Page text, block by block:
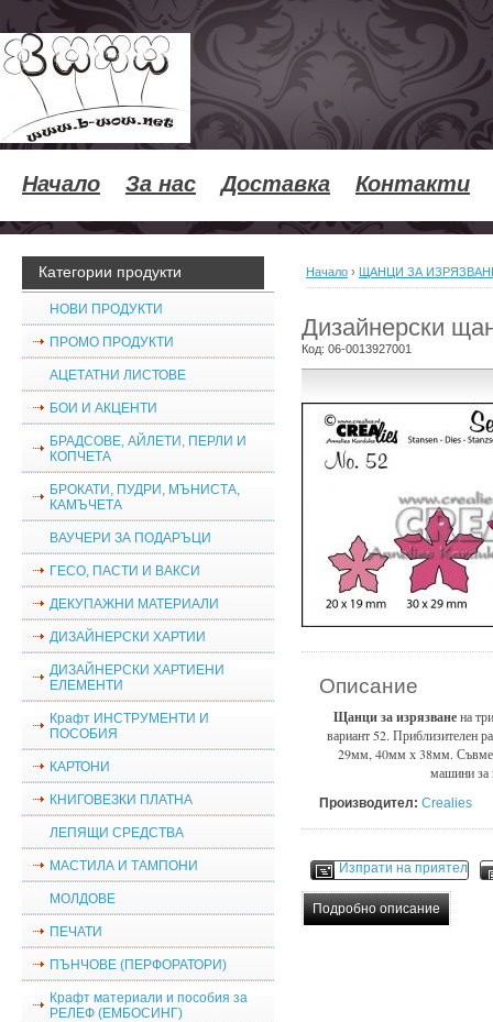
Начало За нас Доставка Контакти
Категории продукти
НОВИ ПРОДУКТИ
ПРОМО ПРОДУКТИ
АЦЕТАТНИ ЛИСТОВЕ
БОИ И АКЦЕНТИ
БРАДСОВЕ, АЙЛЕТИ, ПЕРЛИ И
КОПЧЕТА
БРОКАТИ, ПУДРИ, МЪНИСТА,
КАМЪЧЕТА
ВАУЧЕРИ ЗА ПОДАРЪЦИ
ГЕСО, ПАСТИ И ВАКСИ
ДЕКУПАЖНИ МАТЕРИАЛИ
ДИЗАЙНЕРСКИ ХАРТИИ
ДИЗАЙНЕРСКИ ХАРТИЕНИ
ЕЛЕМЕНТИ
Крафт ИНСТРУМЕНТИ И
ПОСОБИЯ
КАРТОНИ
КНИГОВЕЗКИ ПЛАТНА
ЛЕПЯЩИ СРЕДСТВА
МАСТИЛА И ТАМПОНИ
МОЛДОВЕ
ПЕЧАТИ
ПЪНЧОВЕ (ПЕРФОРАТОРИ)
Крафт материали и пособия за
РЕЛЕФ (ЕМБОСИНГ)
Начало › ЩАНЦИ ЗА
Дизайнерски
Код: 06-0013927001
Описание
Щанци за изрязванена
вариант 52. Приблизителен
29мм, 40мм х 38мм.
машини за
Производител: Crealies
Изпрати на приятел
Подробно описание